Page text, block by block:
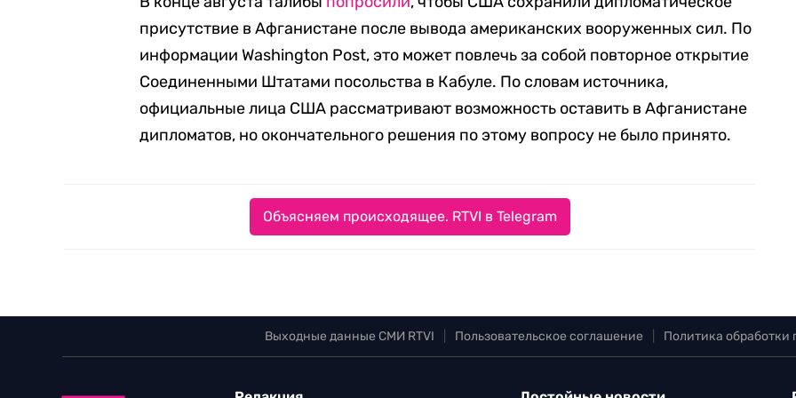
присутствие в Афганистане после вывода американских вооруженных сил. По
информации Washington Post, это может повлечь за собой повторное открытие
Соединенными Штатами посольства в Кабуле. По словам источника,
официальные лица США рассматривают возможность оставить в Афганистане
дипломатов, но окончательного решения по этому вопросу не было принято.
Объясняем происходящее. RTVI в Telegram
Выходные данные СМИ RTVI Пользовательское соглашение Политика